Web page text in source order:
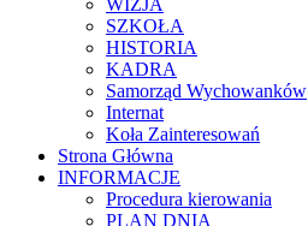
WIZJA
SZKOŁA
HISTORIA
KADRA
Samorząd Wychowanków
Internat
Koła Zainteresowań
Strona Główna
INFORMACJE
Procedura kierowania
PLAN DNIA